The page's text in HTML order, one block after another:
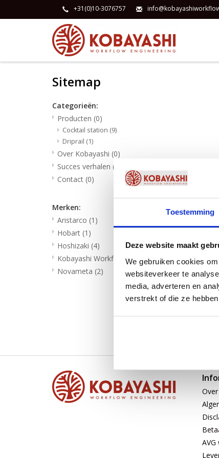
Toestemming
Deze website maakt
We gebruiken cookies
websiteverkeer te
media, adverteren en
verstrekt of die ze
+31(0)10-3076757
Sitemap
Categorieën:
Producten (0)
Cocktail station (9)
Driprail (1)
Over Kobayashi (0)
Succes verhalen (0)
Contact (0)
Merken:
Aristarco (1)
Hobart (1)
Hoshizaki (4)
Kobayashi Workflow Engineering(14)
Novameta (2)